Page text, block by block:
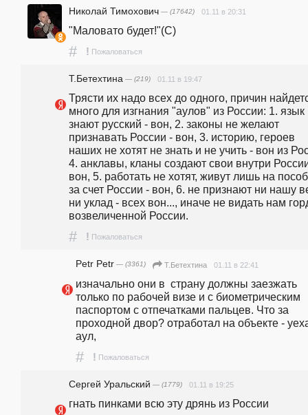
Николай Тимохович — (17642) 01.11 в 20:31
"Маловато будет!"(С)
# ! Пожаловаться
Т.Бетехтина — (219) 01.11 в 19:47
Трясти их надо всех до одного, причин
много для изгнания "аулов" из России: 1. язык
знают русский - вон, 2. законы не желают
признавать России - вон, 3. историю, героев
наших не хотят не знать и не учить - вон из
4. анклавы, кланы создают свои внутри
вон, 5. работать не хотят, живут лишь на
за счет России - вон, 6. не признают ни нашу
ни уклад - всех вон..., иначе не видать нам
возвеличенной России.
# ! Пожаловаться
Petr Petr — (3361) Т.Бетехтина 01.11 в 22:41
изначально они в  страну должны заезжать
только по рабочей визе и с биометрическим
паспортом с отпечатками пальцев. Что за
проходной двор? отработал на объекте -
аул,
# ! Пожаловаться
Сергей Уральский — (1779) 01.11 в 19:25
гнать пинками всю эту дрянь из России